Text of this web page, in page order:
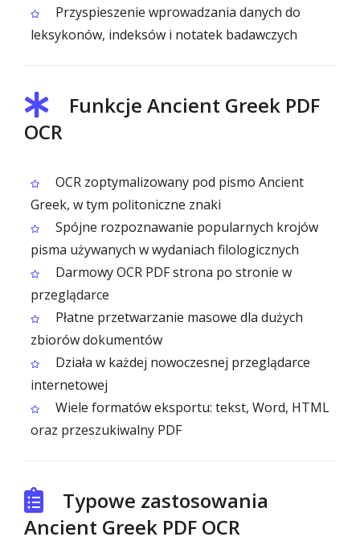
Przyspieszenie wprowadzania danych do
leksykonów, indeksów i notatek badawczych
Funkcje Ancient Greek PDF
OCR
OCR zoptymalizowany pod pismo Ancient
Greek, w tym politoniczne znaki
Spójne rozpoznawanie popularnych krojów
pisma używanych w wydaniach filologicznych
Darmowy OCR PDF strona po stronie w
przeglądarce
Płatne przetwarzanie masowe dla dużych
zbiorów dokumentów
Działa w każdej nowoczesnej przeglądarce
internetowej
Wiele formatów eksportu: tekst, Word, HTML
oraz przeszukiwalny PDF
Typowe zastosowania
Ancient Greek PDF OCR